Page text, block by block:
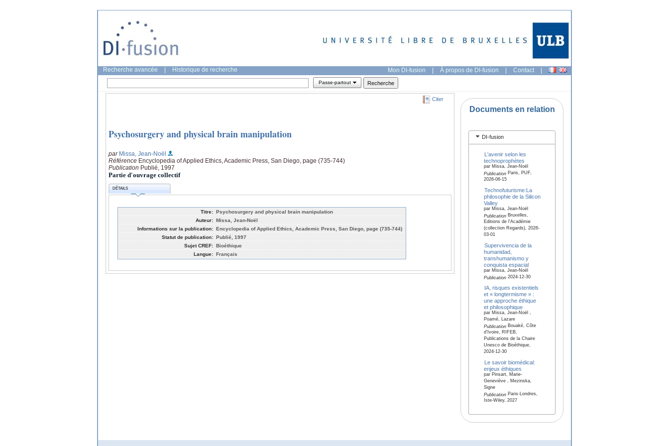
Recherche avancée Historique de recherche Mon DI-fusion | À propos de DI-fusion | Contact |
Passe-partout
Citer
Psychosurgery and physical brain manipulation
par Missa, Jean-Noël
Référence Encyclopedia of Applied Ethics, Academic Press, San Diego, page (735-744)
Publication Publié, 1997
Partie d'ouvrage collectif
DÉTAILS
Titre: Psychosurgery and physical brain manipulation
Auteur: Missa, Jean-Noël
Informations sur la publication: Encyclopedia of Applied Ethics, Academic Press, San Diego, page (735-744)
Statut de publication: Publié, 1997
Sujet CREF: Bioéthique
Langue: Français
Documents en relation
DI-fusion
L'avenir selon les
technoprophètes
par Missa, Jean-Noël
PublicationParis, PUF,
2026-06-15
Technofuturisme:La
philosophie de la Silicon
Valley
par Missa, Jean-Noël
PublicationBruxelles,
Editions de l'Académie
(collection Regards), 2026-
03-01
Supervivencia de la
humanidad,
transhumanismo y
conquista espacial
par Missa, Jean-Noël
Publication2024-12-30
IA, risques existentiels
et « longtermisme » :
une approche éthique
et philosophique
par Missa, Jean-Noël ,
Poamé, Lazare
PublicationBouaké, Côte
d'Ivoire, RIFEB,
Publications de la Chaire
Unesco de Bioéthique,
2024-12-30
Le savoir biomédical:
enjeux éthiques
par Pinsart, Marie-
Geneviève , Mezinska,
Signe
PublicationParis-Londres,
Iste-Wiley, 2027